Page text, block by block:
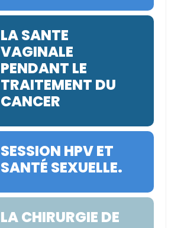
LA SANTE
VAGINALE
PENDANT LE
TRAITEMENT DU
CANCER
SESSION HPV ET
SANTÉ SEXUELLE.
LA CHIRURGIE DE